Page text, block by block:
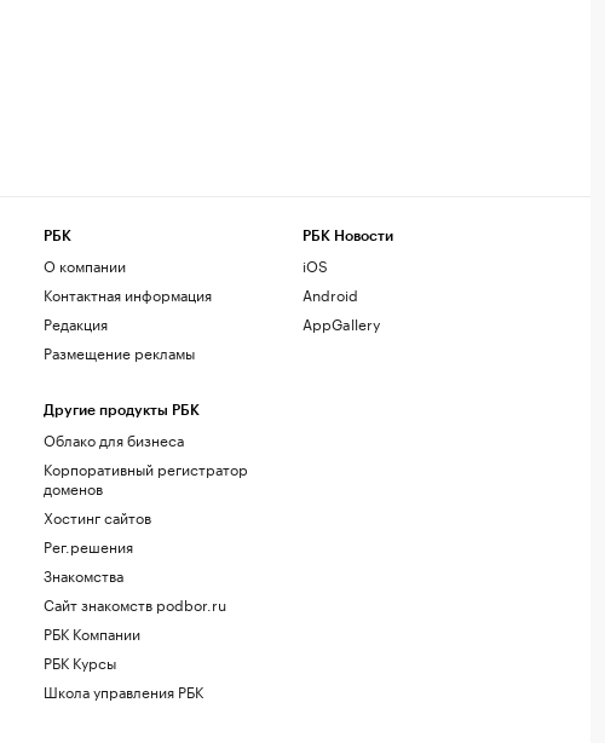
РБК
О компании
Контактная информация
Редакция
Размещение рекламы
Другие продукты РБК
Облако для бизнеса
Корпоративный регистратор
доменов
Хостинг сайтов
Рег.решения
Знакомства
Сайт знакомств podbor.ru
РБК Компании
РБК Курсы
Школа управления РБК
РБК Новости
iOS
Android
AppGallery